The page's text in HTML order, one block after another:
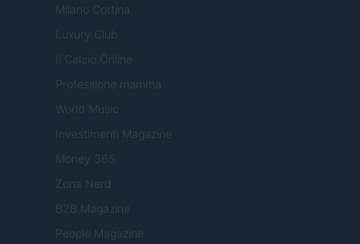
Milano Cortina
Luxury Club
Il Calcio Online
Professione mamma
World Music
Investimenti Magazine
Money 365
Zona Nerd
B2B Magazine
People Magazine